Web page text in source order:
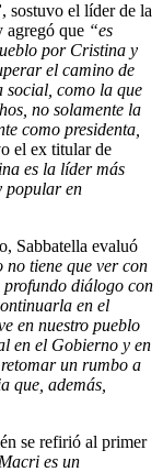
, sostuvo el líder de la
agregó que “es
por Cristina y
el camino de
social, como la que
no solamente la
como presidenta,
el ex titular de
es la líder más
popular en
Sabbatella evaluó
no tiene que ver con
profundo diálogo con
en el
en nuestro pueblo
en el Gobierno y en
un rumbo a
que, además,
se refirió al primer
es un